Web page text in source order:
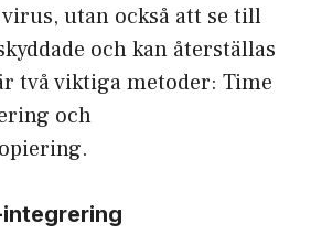
utan också att se till
och kan återställas
två viktiga metoder: Time
och